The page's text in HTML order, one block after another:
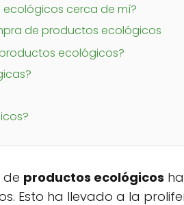
cerca de mí?
de productos ecológicos
ecológicos?
de productos ecológicos
Esto ha llevado a la